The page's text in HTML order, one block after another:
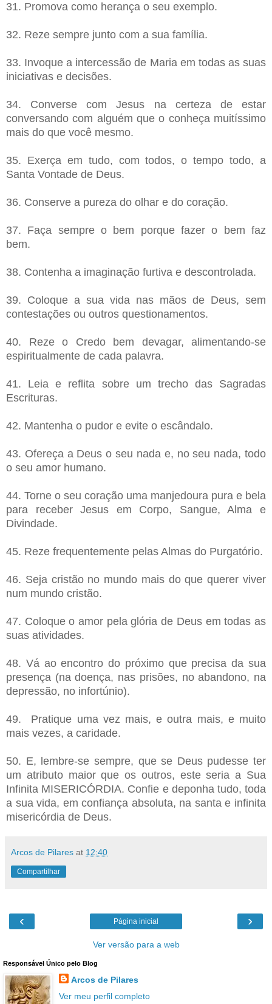
31. Promova como herança o seu exemplo.
32. Reze sempre junto com a sua família.
33. Invoque a intercessão de Maria em todas as suas
iniciativas e decisões.
34. Converse com Jesus na certeza de estar
conversando com alguém que o conheça muitíssimo
mais do que você mesmo.
35. Exerça em tudo, com todos, o tempo todo, a
Santa Vontade de Deus.
36. Conserve a pureza do olhar e do coração.
37. Faça sempre o bem porque fazer o bem faz
bem.
38. Contenha a imaginação furtiva e descontrolada.
39. Coloque a sua vida nas mãos de Deus, sem
contestações ou outros questionamentos.
40. Reze o Credo bem devagar, alimentando-se
espiritualmente de cada palavra.
41. Leia e reflita sobre um trecho das Sagradas
Escrituras.
42. Mantenha o pudor e evite o escândalo.
43. Ofereça a Deus o seu nada e, no seu nada, todo
o seu amor humano.
44. Torne o seu coração uma manjedoura pura e bela
para receber Jesus em Corpo, Sangue, Alma e
Divindade.
45. Reze frequentemente pelas Almas do Purgatório.
46. Seja cristão no mundo mais do que querer viver
num mundo cristão.
47. Coloque o amor pela glória de Deus em todas as
suas atividades.
48. Vá ao encontro do próximo que precisa da sua
presença (na doença, nas prisões, no abandono, na
depressão, no infortúnio).
49. Pratique uma vez mais, e outra mais, e muito
mais vezes, a caridade.
50. E, lembre-se sempre, que se Deus pudesse ter
um atributo maior que os outros, este seria a Sua
Infinita MISERICÓRDIA. Confie e deponha tudo, toda
a sua vida, em confiança absoluta, na santa e infinita
misericórdia de Deus.
Arcos de Pilares at 12:40
Compartilhar
‹ ›
Página inicial
Ver versão para a web
Responsável Único pelo Blog
Arcos de Pilares
Ver meu perfil completo